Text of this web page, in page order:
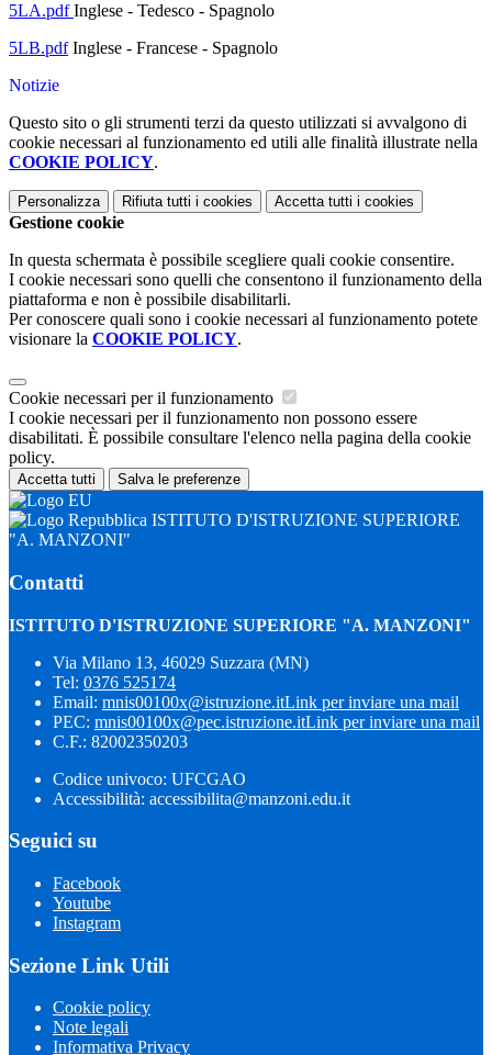
5LA.pdfInglese - Tedesco - Spagnolo
5LB.pdfInglese - Francese - Spagnolo
Notizie
Questo sito o gli strumenti terzi da questo utilizzati si avvalgono di
cookie necessari al funzionamento ed utili alle finalità illustrate nella
COOKIE POLICY.
Personalizza Rifiuta tutti i cookies Accetta tutti i cookies
Gestione cookie
In questa schermata è possibile scegliere quali cookie consentire.
I cookie necessari sono quelli che consentono il funzionamento della
piattaforma e non è possibile disabilitarli.
Per conoscere quali sono i cookie necessari al funzionamento potete
visionare la COOKIE POLICY.
Cookie necessari per il funzionamento
I cookie necessari per il funzionamento non possono essere
disabilitati. È possibile consultare l'elenco nella pagina della cookie
policy.
Accetta tutti Salva le preferenze
ISTITUTO D'ISTRUZIONE SUPERIORE
"A. MANZONI"
Contatti
ISTITUTO D'ISTRUZIONE SUPERIORE "A. MANZONI"
Via Milano 13, 46029 Suzzara (MN)
Tel: 0376 525174
Email: mnis00100x@istruzione.itLink per inviare una mail
PEC: mnis00100x@pec.istruzione.itLink per inviare una mail
C.F.: 82002350203
Codice univoco: UFCGAO
Accessibilità: accessibilita@manzoni.edu.it
Seguici su
Facebook
Youtube
Instagram
Sezione Link Utili
Cookie policy
Note legali
Informativa Privacy